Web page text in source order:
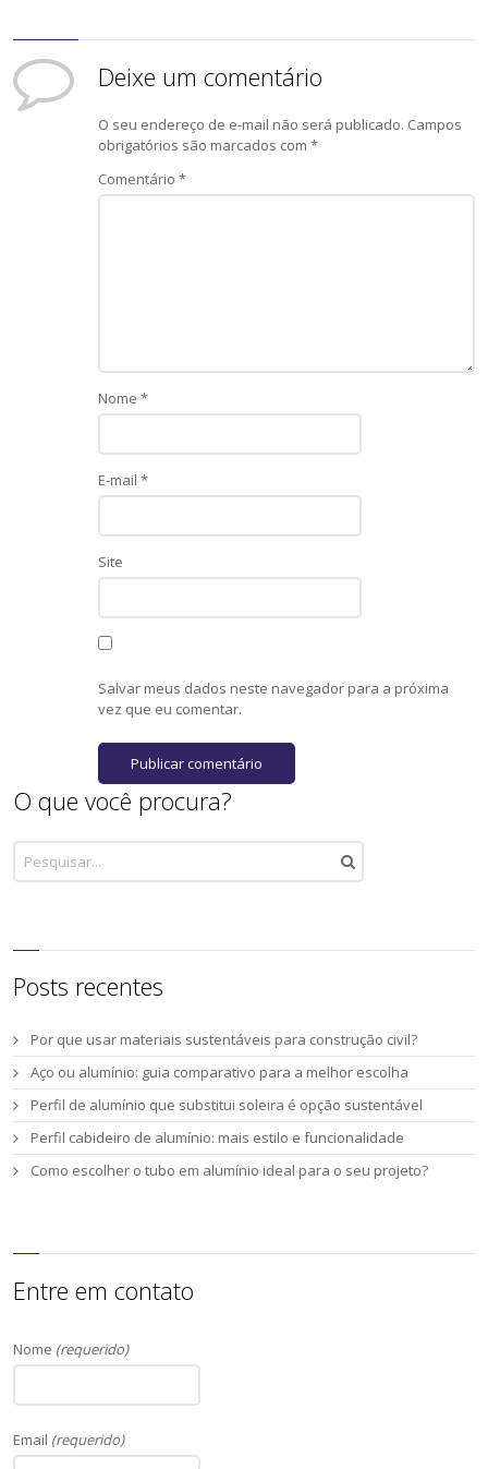
Deixe um comentário
O seu endereço de e-mail não será publicado. Campos
obrigatórios são marcados com*
Comentário*
Nome*
E-mail*
Site
Salvar meus dados neste navegador para a próxima
vez que eu comentar.
O que você procura?
Posts recentes
Por que usar materiais sustentáveis para construção civil?
Aço ou alumínio: guia comparativo para a melhor escolha
Perfil de alumínio que substitui soleira é opção sustentável
Perfil cabideiro de alumínio: mais estilo e funcionalidade
Como escolher o tubo em alumínio ideal para o seu projeto?
Entre em contato
Nome (requerido)
Email (requerido)